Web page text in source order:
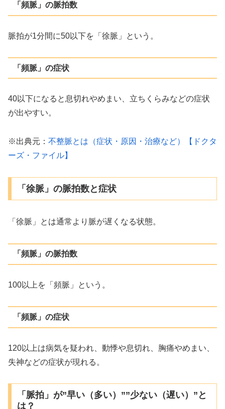
「頻脈」の脈拍数
脈拍が1分間に50以下を「徐脈」という。
「頻脈」の症状
40以下になると息切れやめまい、立ちくらみなどの症状
が出やすい。
※出典元： 不整脈とは（症状・原因・治療など）【ドクタ
ーズ・ファイル】
「徐脈」の脈拍数と症状
「徐脈」とは通常より脈が遅くなる状態。
「頻脈」の脈拍数
100以上を「頻脈」という。
「頻脈」の症状
120以上は病気を疑われ、動悸や息切れ、胸痛やめまい、
失神などの症状が現れる。
「脈拍」が”早い（多い）””少ない（遅い）”と
は？